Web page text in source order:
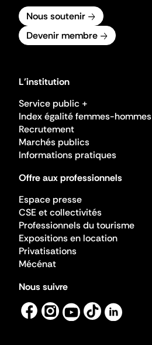
Nous soutenir
Devenir membre
L'institution
Service public +
Index égalité femmes-hommes
Recrutement
Marchés publics
Informations pratiques
Offre aux professionnels
Espace presse
CSE et collectivités
Professionnels du tourisme
Expositions en location
Privatisations
Mécénat
Nous suivre